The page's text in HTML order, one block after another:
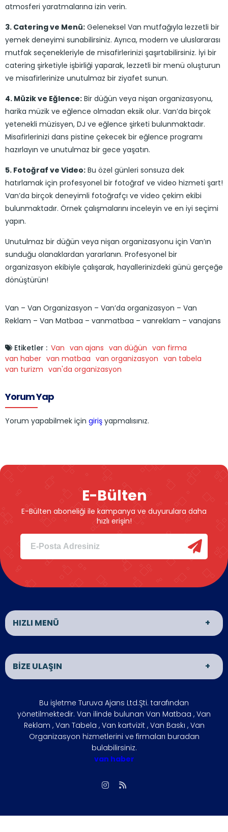
atmosferi yaratmalarına izin verin.
3. Catering ve Menü: Geleneksel Van mutfağıyla lezzetli bir
yemek deneyimi sunabilirsiniz. Ayrıca, modern ve uluslararası
mutfak seçenekleriyle de misafirlerinizi şaşırtabilirsiniz. İyi bir
catering şirketiyle işbirliği yaparak, lezzetli bir menü oluşturun
ve misafirlerinize unutulmaz bir ziyafet sunun.
4. Müzik ve Eğlence: Bir düğün veya nişan organizasyonu,
harika müzik ve eğlence olmadan eksik olur. Van’da birçok
yetenekli müzisyen, DJ ve eğlence şirketi bulunmaktadır.
Misafirlerinizi dans pistine çekecek bir eğlence programı
hazırlayın ve unutulmaz bir gece yaşatın.
5. Fotoğraf ve Video: Bu özel günleri sonsuza dek
hatırlamak için profesyonel bir fotoğraf ve video hizmeti şart!
Van’da birçok deneyimli fotoğrafçı ve video çekim ekibi
bulunmaktadır. Örnek çalışmalarını inceleyin ve en iyi seçimi
yapın.
Unutulmaz bir düğün veya nişan organizasyonu için Van’ın
sunduğu olanaklardan yararlanın. Profesyonel bir
organizasyon ekibiyle çalışarak, hayallerinizdeki günü gerçeğe
dönüştürün!
Van – Van Organizasyon – Van’da organizasyon – Van
Reklam – Van Matbaa – vanmatbaa – vanreklam – vanajans
Etiketler : Van van ajans van düğün van firma
van haber van matbaa van organizasyon van tabela
van turizm van'da organizasyon
Yorum Yap
Yorum yapabilmek için giriş yapmalısınız.
E-Bülten
E-Bülten aboneliği ile kampanya ve duyurulara daha
hızlı erişin!
HIZLI MENÜ
Van Matbaa
Van Reklam
Van Organizasyon
İLETİŞİM
HAKKIMIZDA
VAN HABER
İŞLETMENİZİ
BÜYÜTÜN
ÇÖZÜM
ORTAKLARIMIZ
FOTO GALERİ
SIKÇA
BİZE ULAŞIN
ADRES
VAN
ÇALIŞMA SAATLERİ
Hafta içi : 09:00 - 18:00
Bu işletme Turuva Ajans Ltd.Şti. tarafından
yönetilmektedir. Van ilinde bulunan Van Matbaa , Van
Reklam , Van Tabela , Van kartvizit , Van Baskı , Van
Organizasyon hizmetlerini ve firmaları buradan
bulabilirsiniz.
van haber